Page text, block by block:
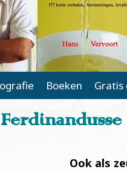
Navigation
Boeken Gratis
Ook als